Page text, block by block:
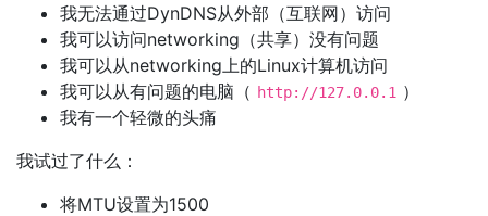
我无法通过DynDNS从外部（互联网）访问
我可以访问networking（共享）没有问题
我可以从networking上的Linux计算机访问
我可以从有问题的电脑（ http://127.0.0.1 ）
我有一个轻微的头痛
我试过了什么：
将MTU设置为1500